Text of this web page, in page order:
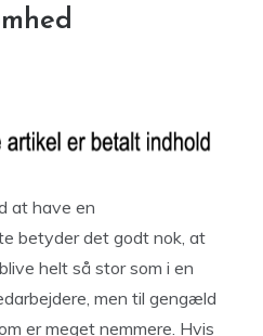
at have en
betyder det godt nok, at
helt så stor som i en
men til gengæld
er meget nemmere. Hvis